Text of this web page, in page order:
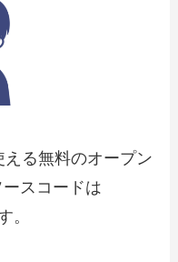
る無料のオープン
スコードは
。